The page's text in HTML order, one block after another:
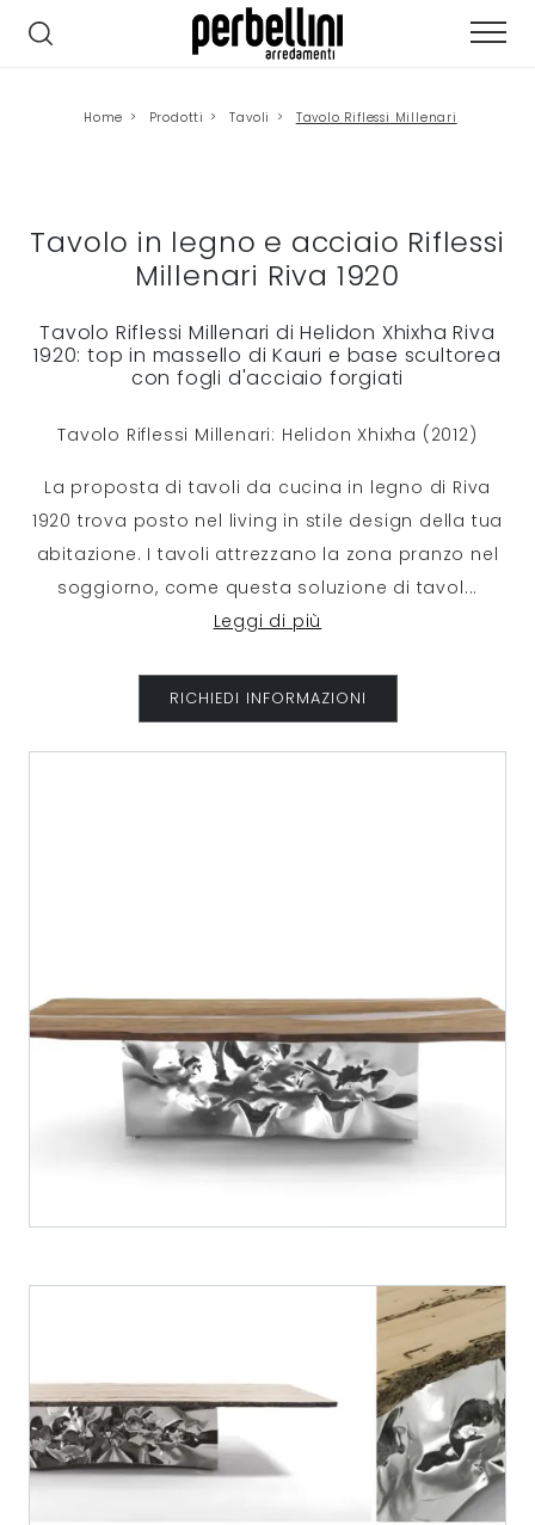
Home > Prodotti > Tavoli > Tavolo Riflessi Millenari
Tavolo in legno e acciaio Riflessi
Millenari Riva 1920
Tavolo Riflessi Millenari di Helidon Xhixha Riva
1920: top in massello di Kauri e base scultorea
con fogli d'acciaio forgiati
Tavolo Riflessi Millenari: Helidon Xhixha (2012)
La proposta di tavoli da cucina in legno di Riva
1920 trova posto nel living in stile design della tua
abitazione. I tavoli attrezzano la zona pranzo nel
soggiorno, come questa soluzione di tavol...
Leggi di più
RICHIEDI INFORMAZIONI